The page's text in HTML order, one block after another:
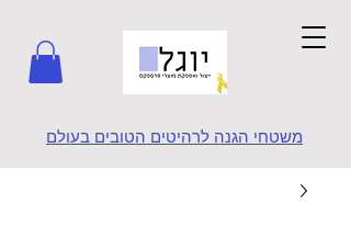
משטחי הגנה לרהיטים הטובים בעולם